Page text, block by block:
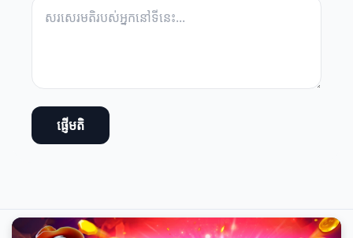
ផ្ញើមតិ